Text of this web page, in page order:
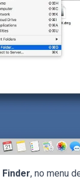
Finder, no menu